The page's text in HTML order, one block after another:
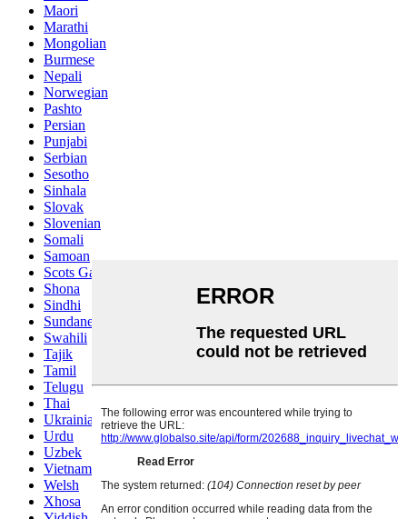
Maori
Marathi
Mongolian
Burmese
Nepali
Norwegian
Pashto
Persian
Punjabi
Serbian
Sesotho
Sinhala
Slovak
Slovenian
Somali
Samoan
Scots Gaelic
Shona
Sindhi
Sundanese
Swahili
Tajik
Tamil
Telugu
Thai
Ukrainian
Urdu
Uzbek
Vietnamese
Welsh
Xhosa